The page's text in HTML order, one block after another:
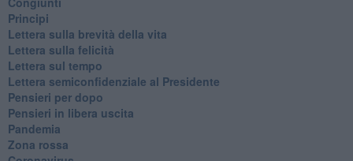
Principi
​Lettera sulla brevità della vita
​Lettera sulla felicità
​Lettera sul tempo
Lettera semiconfidenziale al Presidente
Pensieri per dopo
​Pensieri in libera uscita
Pandemia
Zona rossa